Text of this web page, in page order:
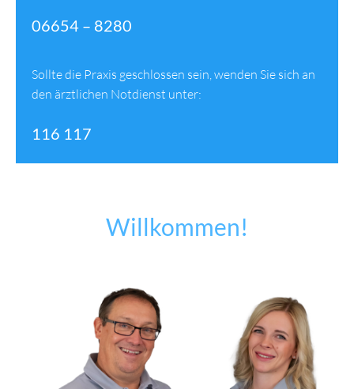
06654 – 8280
Sollte die Praxis geschlossen sein, wenden Sie sich an
den ärztlichen Notdienst unter:
116 117
Willkommen!